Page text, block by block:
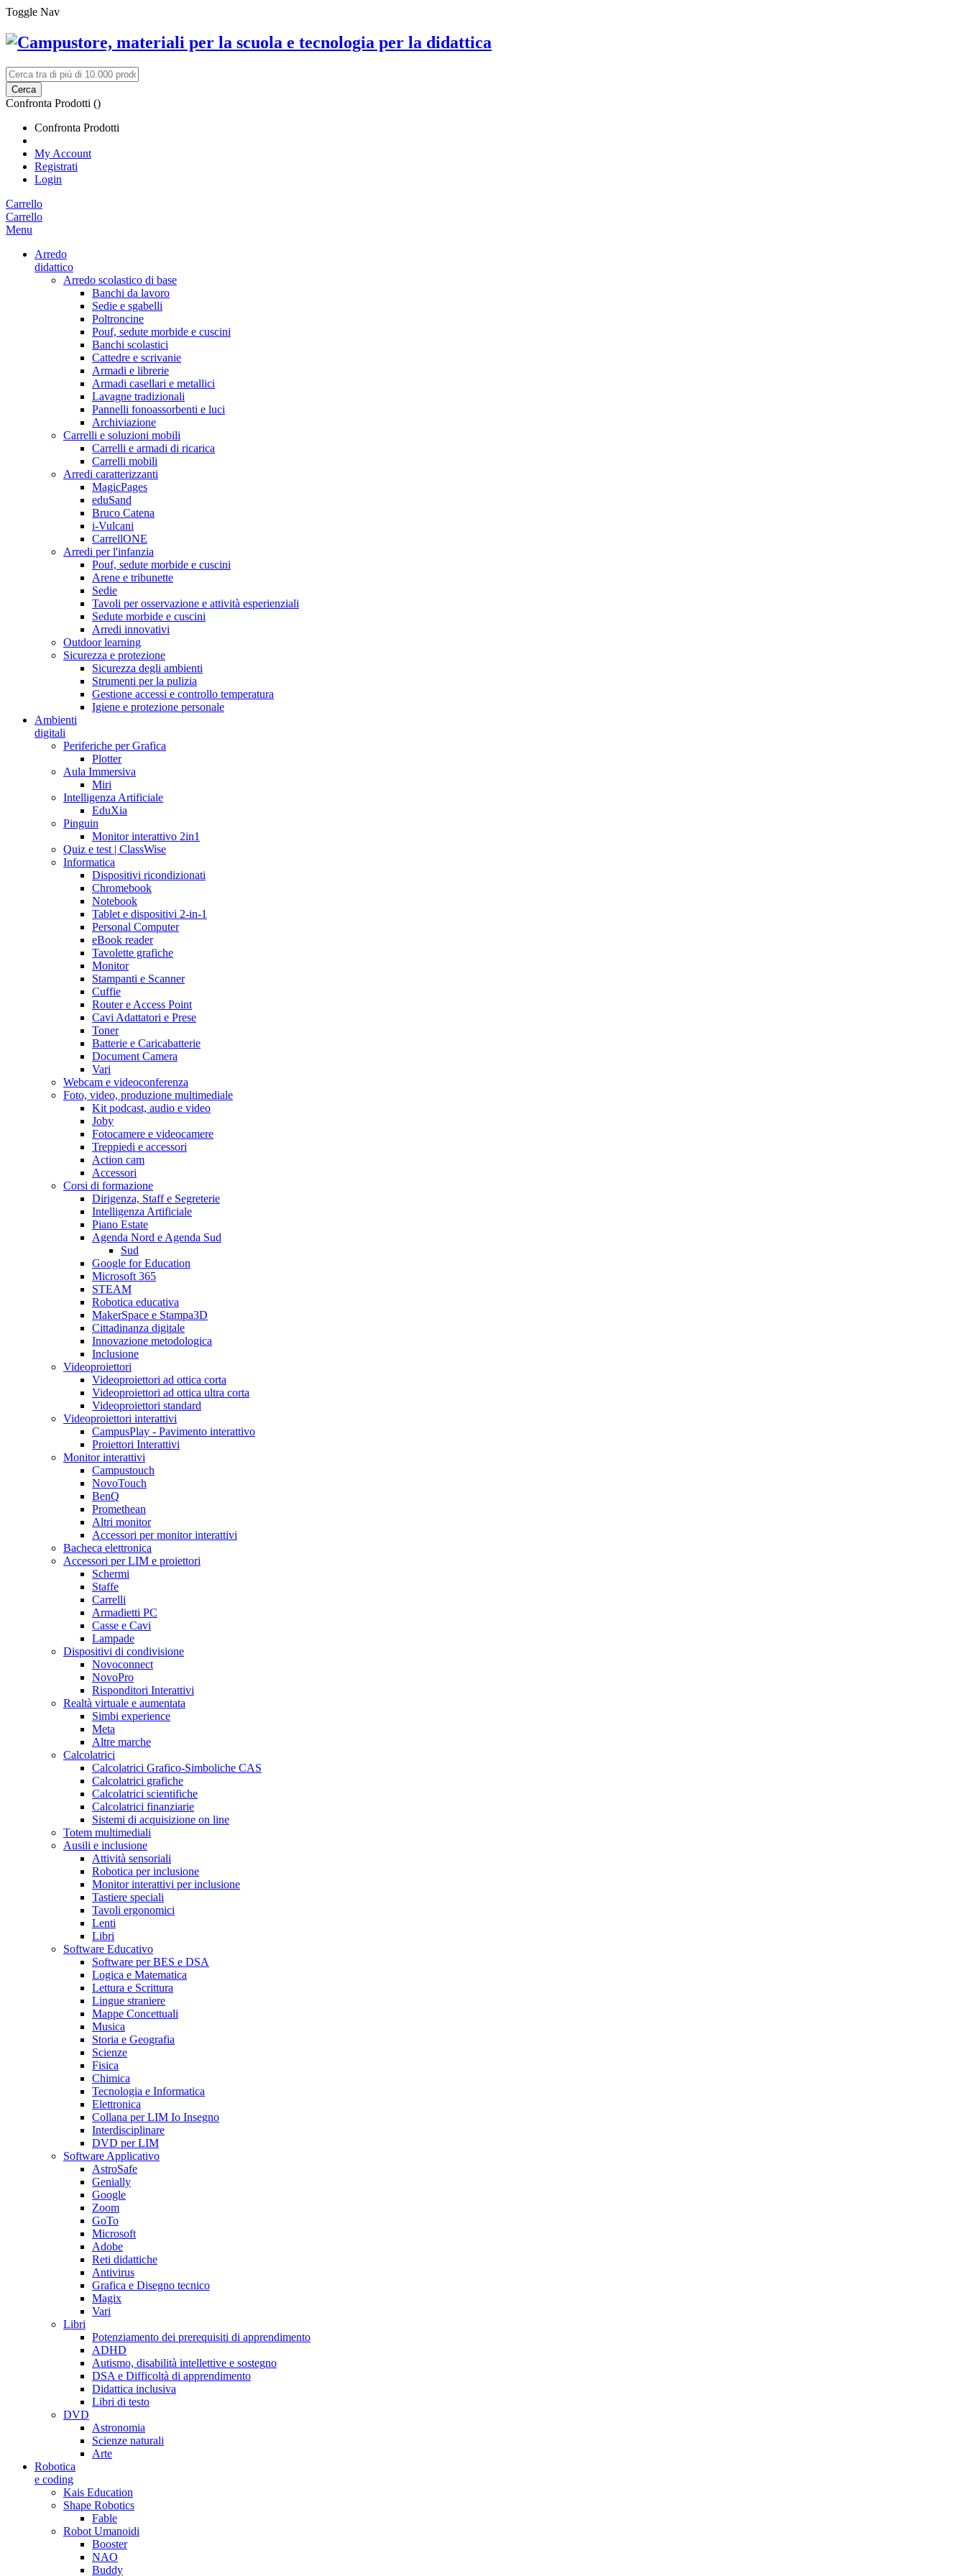
Toggle Nav
Cerca
Confronta Prodotti ()
Confronta Prodotti
My Account
Registrati
Login
Carrello
Carrello
Menu
Arredo
didattico
Arredo scolastico di base
Banchi da lavoro
Sedie e sgabelli
Poltroncine
Pouf, sedute morbide e cuscini
Banchi scolastici
Cattedre e scrivanie
Armadi e librerie
Armadi casellari e metallici
Lavagne tradizionali
Pannelli fonoassorbenti e luci
Archiviazione
Carrelli e soluzioni mobili
Carrelli e armadi di ricarica
Carrelli mobili
Arredi caratterizzanti
MagicPages
eduSand
Bruco Catena
i-Vulcani
CarrellONE
Arredi per l'infanzia
Pouf, sedute morbide e cuscini
Arene e tribunette
Sedie
Tavoli per osservazione e attività esperienziali
Sedute morbide e cuscini
Arredi innovativi
Outdoor learning
Sicurezza e protezione
Sicurezza degli ambienti
Strumenti per la pulizia
Gestione accessi e controllo temperatura
Igiene e protezione personale
Ambienti
digitali
Periferiche per Grafica
Plotter
Aula Immersiva
Miri
Intelligenza Artificiale
EduXia
Pinguin
Monitor interattivo 2in1
Quiz e test | ClassWise
Informatica
Dispositivi ricondizionati
Chromebook
Notebook
Tablet e dispositivi 2-in-1
Personal Computer
eBook reader
Tavolette grafiche
Monitor
Stampanti e Scanner
Cuffie
Router e Access Point
Cavi Adattatori e Prese
Toner
Batterie e Caricabatterie
Document Camera
Vari
Webcam e videoconferenza
Foto, video, produzione multimediale
Kit podcast, audio e video
Joby
Fotocamere e videocamere
Treppiedi e accessori
Action cam
Accessori
Corsi di formazione
Dirigenza, Staff e Segreterie
Intelligenza Artificiale
Piano Estate
Agenda Nord e Agenda Sud
Sud
Google for Education
Microsoft 365
STEAM
Robotica educativa
MakerSpace e Stampa3D
Cittadinanza digitale
Innovazione metodologica
Inclusione
Videoproiettori
Videoproiettori ad ottica corta
Videoproiettori ad ottica ultra corta
Videoproiettori standard
Videoproiettori interattivi
CampusPlay - Pavimento interattivo
Proiettori Interattivi
Monitor interattivi
Campustouch
NovoTouch
BenQ
Promethean
Altri monitor
Accessori per monitor interattivi
Bacheca elettronica
Accessori per LIM e proiettori
Schermi
Staffe
Carrelli
Armadietti PC
Casse e Cavi
Lampade
Dispositivi di condivisione
Novoconnect
NovoPro
Risponditori Interattivi
Realtà virtuale e aumentata
Simbi experience
Meta
Altre marche
Calcolatrici
Calcolatrici Grafico-Simboliche CAS
Calcolatrici grafiche
Calcolatrici scientifiche
Calcolatrici finanziarie
Sistemi di acquisizione on line
Totem multimediali
Ausili e inclusione
Attività sensoriali
Robotica per inclusione
Monitor interattivi per inclusione
Tastiere speciali
Tavoli ergonomici
Lenti
Libri
Software Educativo
Software per BES e DSA
Logica e Matematica
Lettura e Scrittura
Lingue straniere
Mappe Concettuali
Musica
Storia e Geografia
Scienze
Fisica
Chimica
Tecnologia e Informatica
Elettronica
Collana per LIM Io Insegno
Interdisciplinare
DVD per LIM
Software Applicativo
AstroSafe
Genially
Google
Zoom
GoTo
Microsoft
Adobe
Reti didattiche
Antivirus
Grafica e Disegno tecnico
Magix
Vari
Libri
Potenziamento dei prerequisiti di apprendimento
ADHD
Autismo, disabilità intellettive e sostegno
DSA e Difficoltà di apprendimento
Didattica inclusiva
Libri di testo
DVD
Astronomia
Scienze naturali
Arte
Robotica
e coding
Kais Education
Shape Robotics
Fable
Robot Umanoidi
Booster
NAO
Buddy